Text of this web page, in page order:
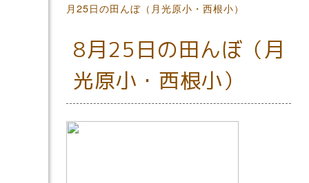
月25日の田んぼ（月光原小・西根小）
8月25日の田んぼ（月
光原小・西根小）